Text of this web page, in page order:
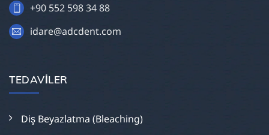
+90 552 598 34 88
idare@adcdent.com
TEDAVILER
Diş Beyazlatma (Bleaching)